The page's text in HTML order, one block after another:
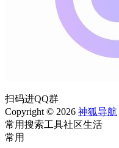
扫码进QQ群
Copyright © 2026 神狐导航
常用搜索工具社区生活
常用